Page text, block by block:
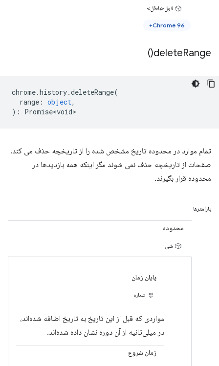
قول<باطل>
Chrome 96+
deleteRange(
)
chrome.history.deleteRange(
range : object,
) : Promise<void>
تمام موارد در محدوده تاریخ مشخص شده را از تاریخچه حذف می کند.
صفحات از تاریخچه حذف نمی شوند مگر اینکه همه بازدیدها در
محدوده قرار بگیرند.
پارامترها
محدوده
شی
پایان زمان
شماره
مواردی که قبل از این تاریخ به تاریخ اضافه شده‌اند،
در میلی‌ثانیه از آن دوره نشان داده شده‌اند.
زمان شروع